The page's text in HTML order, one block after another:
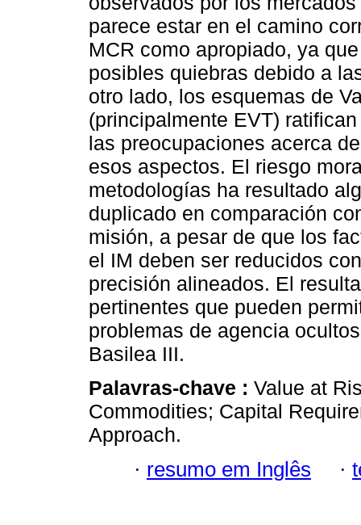
parece estar en el camino
MCR como apropiado, ya
posibles quiebras debido a
otro lado, los esquemas de
(principalmente EVT)
las preocupaciones acerca
esos aspectos. El riesgo
metodologías ha resultado
duplicado en comparación
misión, a pesar de que los
el IM deben ser reducidos
precisión alineados. El
pertinentes que pueden
problemas de agencia
Basilea III.
Palavras-chave : Value at
Commodities; Capital
Approach.
· resumo em Inglês ·